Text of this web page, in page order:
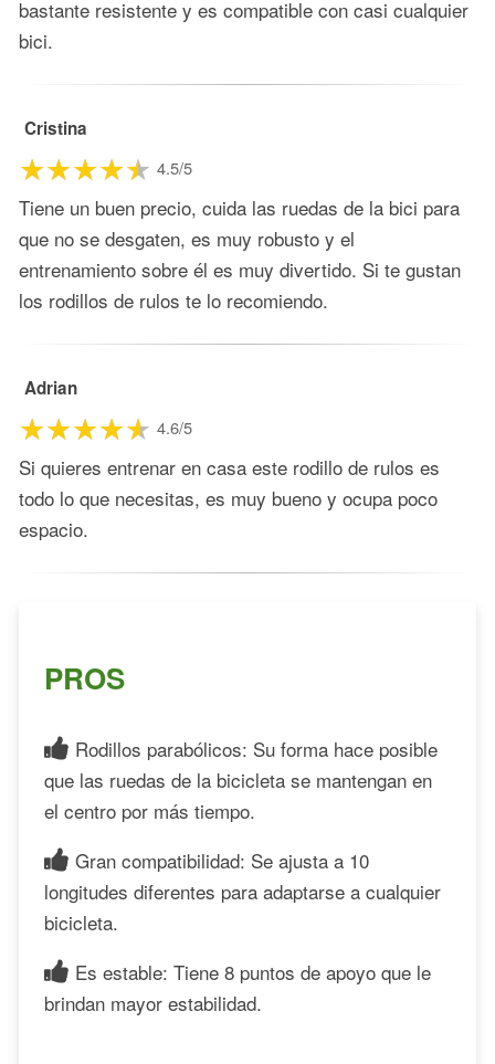
bastante resistente y es compatible con casi cualquier
bici.
Cristina
4.5/5
Tiene un buen precio, cuida las ruedas de la bici para
que no se desgaten, es muy robusto y el
entrenamiento sobre él es muy divertido. Si te gustan
los rodillos de rulos te lo recomiendo.
Adrian
4.6/5
Si quieres entrenar en casa este rodillo de rulos es
todo lo que necesitas, es muy bueno y ocupa poco
espacio.
PROS
Rodillos parabólicos: Su forma hace posible
que las ruedas de la bicicleta se mantengan en
el centro por más tiempo.
Gran compatibilidad: Se ajusta a 10
longitudes diferentes para adaptarse a cualquier
bicicleta.
Es estable: Tiene 8 puntos de apoyo que le
brindan mayor estabilidad.